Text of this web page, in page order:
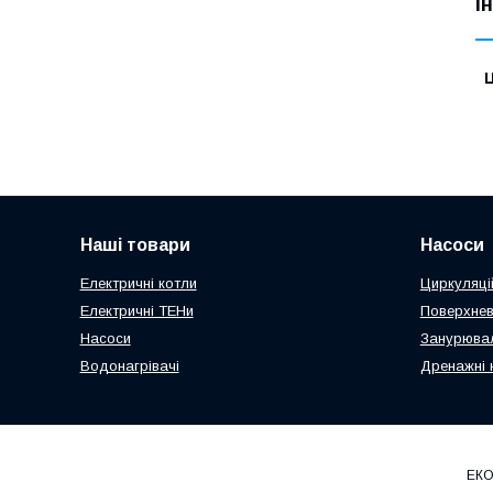
Наші товари
Електричні котли
Електричні ТЕНи
Насоси
Водонагрівачі
Насоси
Дренажні